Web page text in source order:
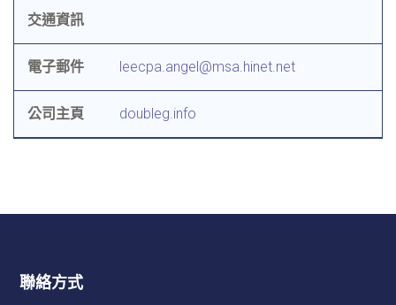
交通資訊
電子郵件 leecpa.angel@msa.hinet.net
公司主頁 doubleg.info
聯絡方式